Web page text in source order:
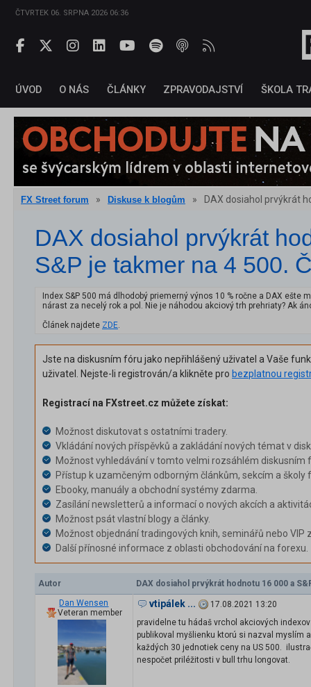
ČTVRTEK 06. SRPNA 2026 06:36
ÚVOD O NÁS ČLÁNKY ZPRAVODAJSTVÍ ŠKOLA
FX Street forum » Diskuse k blogům » DAX dosiahol prvýkrát
DAX dosiahol prvýkrát
S&P je takmer na 4 500.
Index S&P 500 má dlhodobý priemerný výnos 10 % ročne a DAX
nárast za necelý rok a pol. Nie je náhodou akciový trh prehriaty? Ak
Článek najdete ZDE.
Jste na diskusním fóru jako nepřihlášený uživatel a Vaše
uživatel. Nejste-li registrován/a klikněte pro bezplatnou
Registrací na FXstreet.cz můžete získat:
Možnost diskutovat s ostatními tradery.
Vkládání nových příspěvků a zakládání nových témat v
Možnost vyhledávání v tomto velmi rozsáhlém diskusním
Přístup k uzamčeným odborným článkům, sekcím a školy
Ebooky, manuály a obchodní systémy zdarma.
Zasílání newsletterů a informací o nových akcích a
Možnost psát vlastní blogy a články.
Možnost objednání tradingových knih, seminářů nebo VIP
Další přínosné informace z oblasti obchodování na forexu.
Autor
DAX dosiahol prvýkrát hodnotu 16 000 a
Dan Wensen
Veteran member
vtipálek ...
17.08.2021 13:20
pravidelne tu hádaš vrchol akciových
publikoval myšlienku ktorú si nazval myslím
každých 30 jednotiek ceny na US 500.
nespočet priléžitosti v bull trhu longovat.